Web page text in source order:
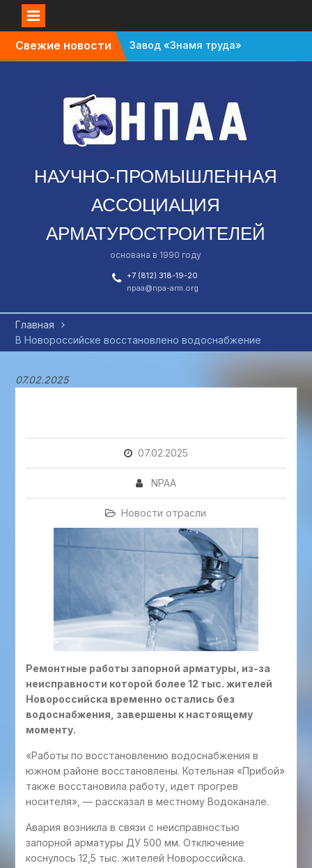
Свежие новости
Завод «Знамя труда»
планируют признать
Санкт-Петербурге
перенесли с октября
на апрель
зафиксировали спад в
промышленности
НАУЧНО-ПРОМЫШЛЕННАЯ
АССОЦИАЦИЯ
АРМАТУРОСТРОИТЕЛЕЙ
основана в 1990 году
+7 (812) 318-19-20
npaa@npa-arm.org
Главная
В Новороссийске восстановлено водоснабжение
07.02.2025
07.02.2025
NPAA
Новости отрасли
Ремонтные работы запорной арматуры, из-за
неисправности которой более 12 тыс. жителей
Новороссийска временно остались без
водоснабжения, завершены к настоящему
моменту.
«Работы по восстановлению водоснабжения в
южном районе восстановлены. Котельная «Прибой»
также восстановила работу, идет прогрев
носителя», — рассказал в местному Водоканале.
Авария возникла в связи с неисправностью
запорной арматуры ДУ 500 мм. Отключение
коснулось 12,5 тыс. жителей Новороссийска.